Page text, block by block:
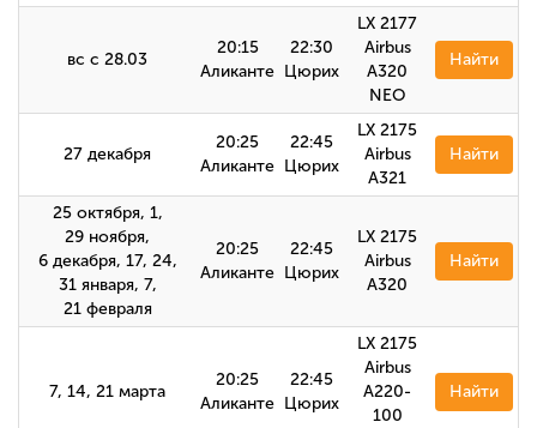
вс с 28.03
20:15
Аликанте
22:30
Цюрих
LX 2177
Airbus
A320
NEO
Найти
27 декабря
20:25
Аликанте
22:45
Цюрих
LX 2175
Airbus
А321
Найти
25 октября, 1,
29 ноября,
6 декабря, 17, 24,
31 января, 7,
21 февраля
20:25
Аликанте
22:45
Цюрих
LX 2175
Airbus
А320
Найти
7, 14, 21 марта
20:25
Аликанте
22:45
Цюрих
LX 2175
Airbus
A220-
100
Найти